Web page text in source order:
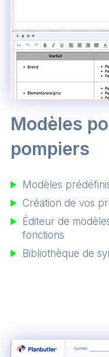
Modèles
pompiers
Modèles
Création de vos
Éditeur de
fonctions
Bibliothèque de